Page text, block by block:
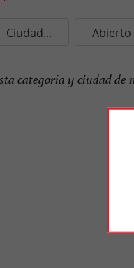
Ciudad... Abierto
categoría y ciudad de